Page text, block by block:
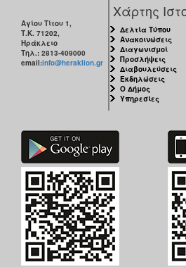
Αγίου Τίτου 1,
Τ.Κ. 71202,
Ηράκλειο
Τηλ.: 2813-409000
email:info@heraklion.gr
Χάρτης
Δελτία Τύπου
Ανακοινώσεις
Διαγωνισμοί
Προσλήψεις
Διαβουλεύσεις
Εκδηλώσεις
Ο Δήμος
Υπηρεσίες